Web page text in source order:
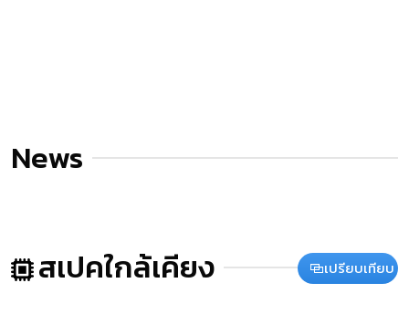
News
สเปคใกล้เคียง เปรียบเทียบ